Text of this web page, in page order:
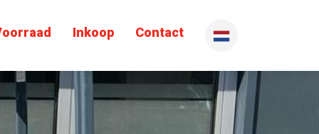
Inkoop Contact